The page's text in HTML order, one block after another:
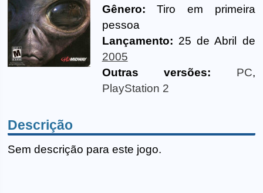
Gênero:
Tiro em primeira
pessoa
Lançamento: 25 de Abril de
2005
Outras versões:
PC,
PlayStation 2
Descrição
Sem descrição para este jogo.